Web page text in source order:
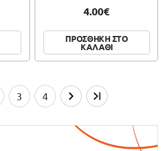
4.00€
ΠΡΟΣΘΗΚΗ ΣΤΟ
ΚΑΛΑΘΙ
3 4